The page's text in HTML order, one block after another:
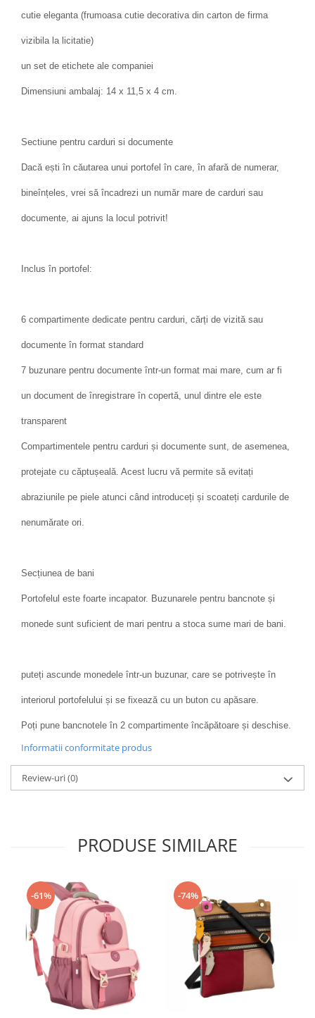
cutie eleganta (frumoasa cutie decorativa din carton de firma
vizibila la licitatie)
un set de etichete ale companiei
Dimensiuni ambalaj: 14 x 11,5 x 4 cm.
Sectiune pentru carduri si documente
Dacă ești în căutarea unui portofel în care, în afară de numerar,
bineînțeles, vrei să încadrezi un număr mare de carduri sau
documente, ai ajuns la locul potrivit!
Inclus în portofel:
6 compartimente dedicate pentru carduri, cărți de vizită sau
documente în format standard
7 buzunare pentru documente într-un format mai mare, cum ar fi
un document de înregistrare în copertă, unul dintre ele este
transparent
Compartimentele pentru carduri și documente sunt, de asemenea,
protejate cu căptușeală. Acest lucru vă permite să evitați
abraziunile pe piele atunci când introduceți și scoateți cardurile de
nenumărate ori.
Secțiunea de bani
Portofelul este foarte incapator. Buzunarele pentru bancnote și
monede sunt suficient de mari pentru a stoca sume mari de bani.
puteți ascunde monedele într-un buzunar, care se potrivește în
interiorul portofelului și se fixează cu un buton cu apăsare.
Poți pune bancnotele în 2 compartimente încăpătoare și deschise.
Informatii conformitate produs
Review-uri(0)
PRODUSE SIMILARE
-61% -74%